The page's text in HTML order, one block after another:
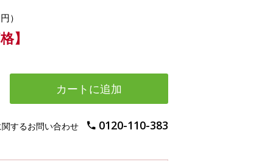
）
】
カートに追加
するお問い合わせ 0120-110-383